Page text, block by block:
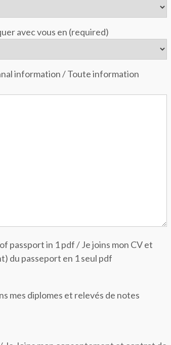
avec vous en (required)
information / Toute information
passport in 1 pdf / Je joins mon CV et
du passeport en 1 seul pdf
mes diplomes et relevés de notes